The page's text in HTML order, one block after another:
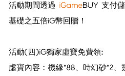
活動期間透過 iGameBUY 支付
基礎之五倍iG幣回贈！
活動(四)iG獨家虛寶免費領:
虛寶內容：機緣*88、時幻砂*2、